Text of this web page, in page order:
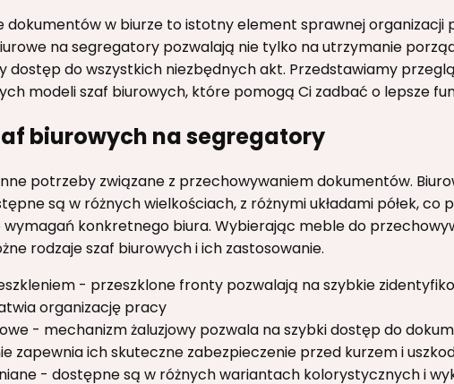
dokumentów w biurze to istotny element sprawnej organizacji
na segregatory pozwalają nie tylko na utrzymanie
dostęp do wszystkich niezbędnych akt. Przedstawiamy
modeli szaf biurowych, które pomogą Ci zadbać o lepsze
biurowych na segregatory
potrzeby związane z przechowywaniem dokumentów.
są w różnych wielkościach, z różnymi układami półek, co
wymagań konkretnego biura. Wybierając meble do
rodzaje szaf biurowych i ich zastosowanie.
- przeszklone fronty pozwalają na szybkie
organizację pracy
- mechanizm żaluzjowy pozwala na szybki dostęp do
zapewnia ich skuteczne zabezpieczenie przed kurzem i
- dostępne są w różnych wariantach kolorystycznych i